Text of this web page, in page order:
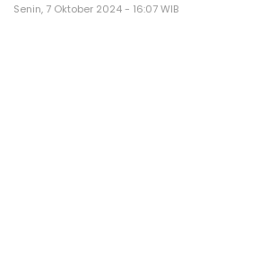
Senin, 7 Oktober 2024 - 16:07 WIB